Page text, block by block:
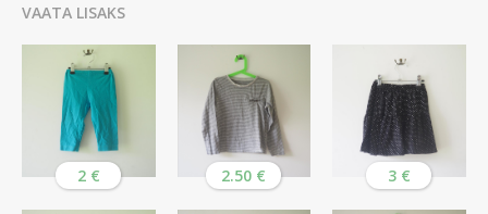
VAATA LISAKS
2 € 2.50 € 3 €